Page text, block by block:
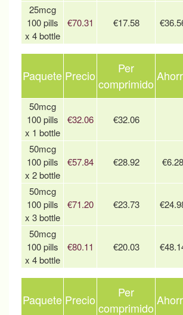
25mcg
100 pills
x 4 bottle
€70.31 €17.58
Paquete Precio
Per
comprimido
50mcg
100 pills
x 1 bottle
€32.06 €32.06
50mcg
100 pills
x 2 bottle
€57.84 €28.92 €6.28
50mcg
100 pills
x 3 bottle
€71.20 €23.73
50mcg
100 pills
x 4 bottle
€80.11 €20.03
Paquete Precio
Per
comprimido